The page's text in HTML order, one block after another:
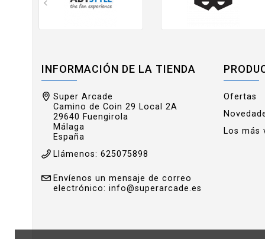
INFORMACIÓN DE LA TIENDA
Super Arcade
Camino de Coin 29 Local 2A
29640 Fuengirola
Málaga
España
Llámenos: 625075898
Envíenos un mensaje de correo
electrónico: info@superarcade.es
Ofertas
Los más